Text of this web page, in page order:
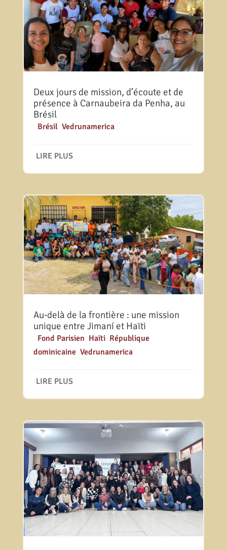
Deux jours de mission, d’écoute et de
présence à Carnaubeira da Penha, au
Brésil
Brésil, Vedrunamerica
LIRE PLUS
Au-delà de la frontière : une mission
unique entre Jimaní et Haïti
Fond Parisien Haïti, République
dominicaine, Vedrunamerica
LIRE PLUS